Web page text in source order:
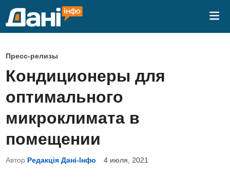
О
п
у
б
л
и
о
Пресс-релизы
Кондиционеры для
оптимального
микроклимата в
помещении
Автор Редакція Дані-Інфо 4 июля, 2021